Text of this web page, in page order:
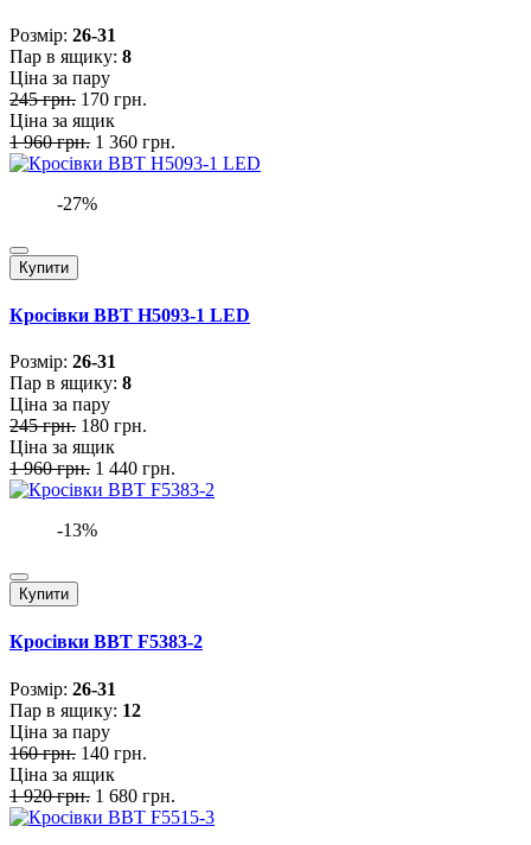
Розмiр: 26-31
Пар в ящику: 8
Ціна за пару
245 грн. 170 грн.
Ціна за ящик
1 960 грн. 1 360 грн.
-27%
Купити
Кросівки BBT H5093-1 LED
Розмiр: 26-31
Пар в ящику: 8
Ціна за пару
245 грн. 180 грн.
Ціна за ящик
1 960 грн. 1 440 грн.
-13%
Купити
Кросівки BBT F5383-2
Розмiр: 26-31
Пар в ящику: 12
Ціна за пару
160 грн. 140 грн.
Ціна за ящик
1 920 грн. 1 680 грн.